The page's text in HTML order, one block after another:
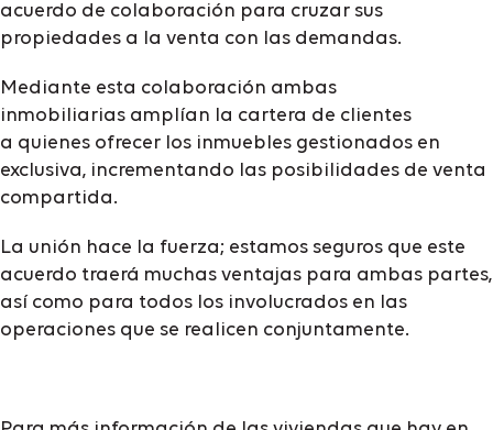
acuerdo de colaboración para cruzar sus
propiedades a la venta con las demandas.
Mediante esta colaboración ambas
inmobiliarias amplían la cartera de clientes
a quienes ofrecer los inmuebles gestionados en
exclusiva, incrementando las posibilidades de venta
compartida.
La unión hace la fuerza; estamos seguros que este
acuerdo traerá muchas ventajas para ambas partes,
así como para todos los involucrados en las
operaciones que se realicen conjuntamente.